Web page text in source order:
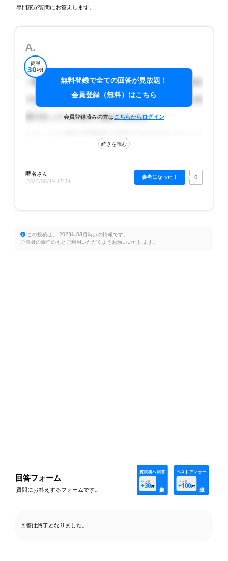
専門家が質問にお答えします。
簡単
30秒!
会員登録済みの方はこちらからログイン
無料登録で全ての回答が見放題！
会員登録（無料）はこちら
A.
一般的にハウスメーカーにお任せすることで、自分
でする手続きや段取り、工事状況の管理など全て代
理で行ってくれるので楽ができます。
保証に関してハウスメーカーによって異なります
安く良い工事ができます。不安な場合は、ハウスメ
匿名さん
2023/08/19 17:34
0
この投稿は、 2023年08月時点の情報です。
ご自身の責任のもとご利用いただくようお願いいたします。
回答フォーム
質問にお答えするフォームです。
質問者へ回答
ハゥポ
+30PT
ベストアンサー
ハゥポ
+100PT
回答は終了となりました。